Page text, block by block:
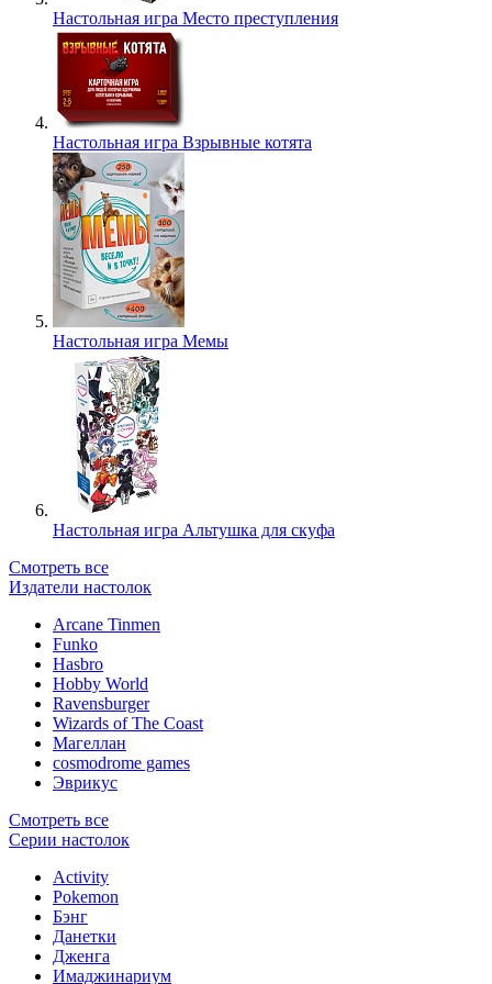
Настольная игра Место преступления
Настольная игра Взрывные котята
Настольная игра Мемы
Настольная игра Альтушка для скуфа
Смотреть все
Издатели настолок
Arcane Tinmen
Funko
Hasbro
Hobby World
Ravensburger
Wizards of The Coast
Магеллан
сosmodrome games
Эврикус
Смотреть все
Серии настолок
Activity
Pokemon
Бэнг
Данетки
Дженга
Имаджинариум